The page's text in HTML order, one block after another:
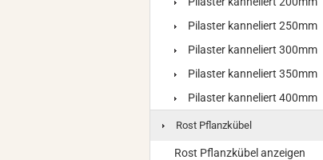
Pilaster kanneliert 250mm
Pilaster kanneliert 300mm
Pilaster kanneliert 350mm
Pilaster kanneliert 400mm
Rost Pflanzkübel
Rost Pflanzkübel anzeigen